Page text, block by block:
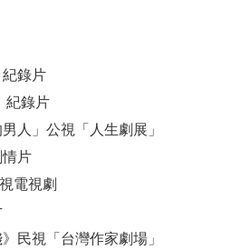
錄片
紀錄片
人」公視「人生劇展」
片
電視劇
民視「台灣作家劇場」